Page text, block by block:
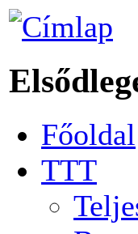
Főoldal
TTT